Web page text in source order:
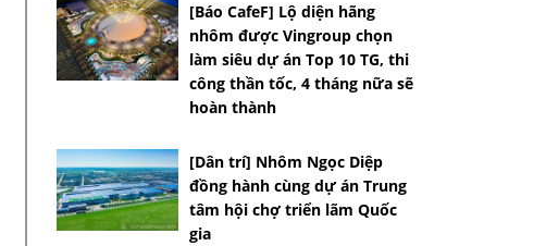
[Báo CafeF] Lộ diện hãng
nhôm được Vingroup chọn
làm siêu dự án Top 10 TG, thi
công thần tốc, 4 tháng nữa sẽ
hoàn thành
[Dân trí] Nhôm Ngọc Diệp
đồng hành cùng dự án Trung
tâm hội chợ triển lãm Quốc
gia